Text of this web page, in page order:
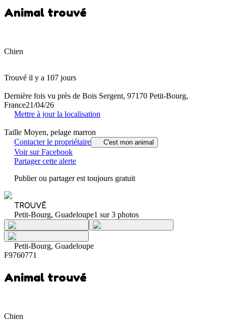
Animal trouvé
Chien
Trouvé il y a 107 jours
Dernière fois vu près de Bois Sergent, 97170 Petit-Bourg,
France21/04/26
Mettre à jour la localisation
Taille Moyen, pelage marron
Contacter le propriétaire
C'est mon animal
Voir sur Facebook
Partager cette alerte
Publier ou partager est toujours gratuit
TROUVÉ
Petit-Bourg, Guadeloupe1 sur 3 photos
Petit-Bourg, Guadeloupe
F9760771
Animal trouvé
Chien